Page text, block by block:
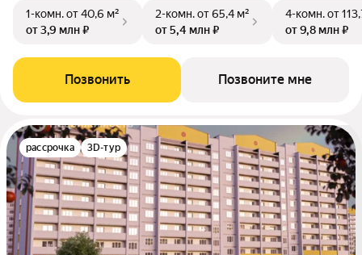
1-комн.от 40,6 м²
от 3,9 млн ₽
2-комн.от 65,4 м²
от 5,4 млн ₽
4-комн.от
от 9,8 млн ₽
Позвонить Позвоните мне
рассрочка 3D-тур